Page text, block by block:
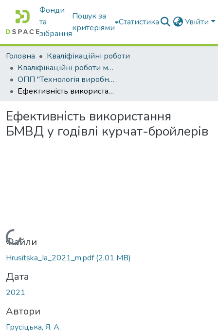
Фонди
та
зібрання
Пошук за
критеріями
Статистика Увійти
Головна
Кваліфікаційні роботи
Кваліфікаційні роботи магістрів
ОПП "Технологія виробництва і переробки продукції тваринництва"
Ефективність використання БМВД у годівлі курчат-бройлерів
Ефективність використання
БМВД у годівлі курчат-бройлерів
Вантажиться...
Файли
Hrusitska_Ia_2021_m.pdf(2,01 MB)
Дата
2021
Автори
Грусіцька, Я. А.